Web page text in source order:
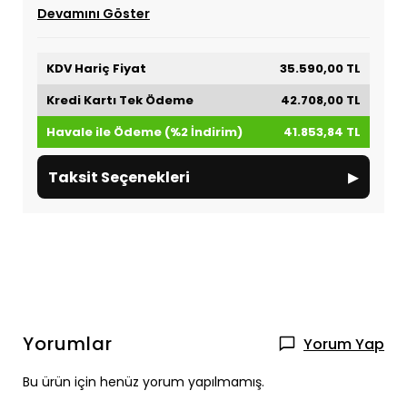
Devamını Göster
KDV Hariç Fiyat
35.590,00 TL
Kredi Kartı Tek Ödeme
42.708,00 TL
Havale ile Ödeme (%2 İndirim)
41.853,84 TL
Taksit Seçenekleri ▸
Yorumlar Yorum Yap
Bu ürün için henüz yorum yapılmamış.